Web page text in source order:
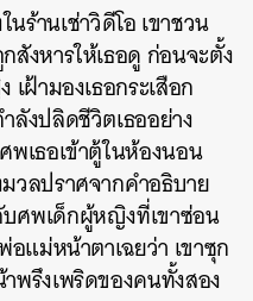
ร้านเช่าวิดีโอ เขาชวน
สังหารให้เธอดู ก่อนจะตั้ง
ฝ้ามองเธอกระเสือก
ลังปลิดชีวิตเธออย่าง
พเธอเข้าตู้ในห้องนอน
วลปราศจากคำอธิบาย
ศพเด็กผู้หญิงที่เขาซ่อน
แม่หน้าตาเฉยว่า เขาซุก
พรึงเพริดของคนทั้งสอง